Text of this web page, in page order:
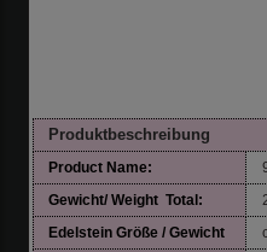
Produktbeschreibung
Product Name:
Gewicht/ Weight Total:
Edelstein Größe / Gewicht